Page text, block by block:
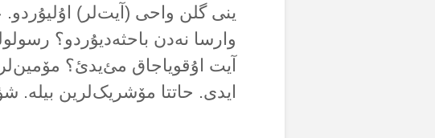
ینی گلن واحی (آیت‌لر)
وارسا نەدن باحثەدیۇردو؟
آیت اۇقویاجاق مئ‌یدئ؟
ایدی. حاتتا مۆشریک‌لرین بیلە.